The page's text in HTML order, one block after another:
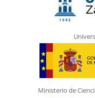
Ministerio de